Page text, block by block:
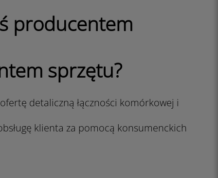
producentem
sprzętu?
detaliczną łączności komórkowej i
klienta za pomocą konsumenckich